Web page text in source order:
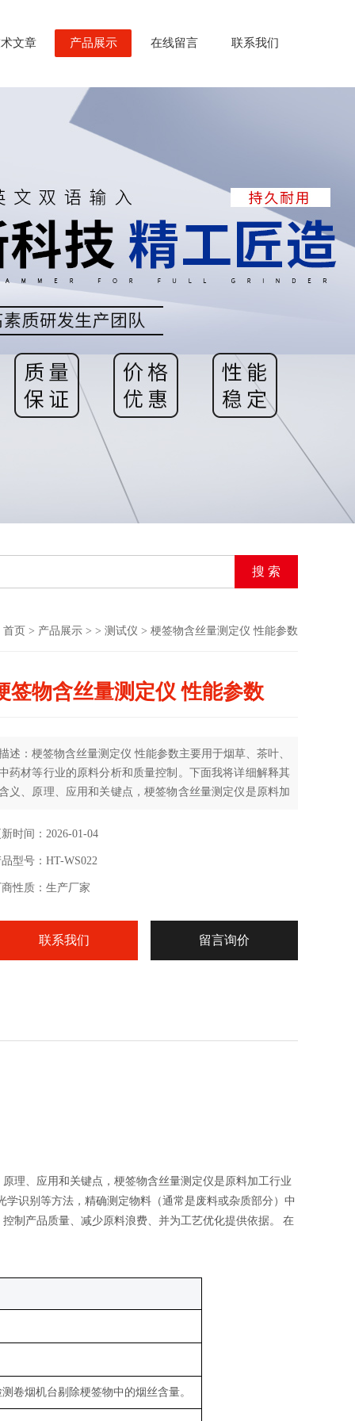
文章 产品展示 在线留言 联系我们
首页 > 产品展示 > > 测试仪 > 梗签物含丝量测定仪 性能参数
签物含丝量测定仪 性能参数
述：梗签物含丝量测定仪 性能参数主要用于烟草、茶叶、
药材等行业的原料分析和质量控制。下面我将详细解释其
义、原理、应用和关键点，‌梗签物含丝量测定仪是原料加
。它通过物理分离（筛分/风选）或光学识别等方法，精确
丝状物）的含量百分比。
时间：2026-01-04
型号：HT-WS022
性质：生产厂家
联系我们 留言询价
理、应用和关键点 ， 梗签物含丝量测定仪是原料加工行业
学识别等方法，精确测定物料（通常是废料或杂质部分）中
制产品质量、减少原料浪费、并为工艺优化提供依据。
在
卷烟机台剔除梗签物中的烟丝含量。